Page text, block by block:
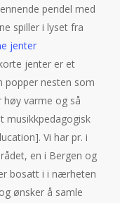
pendel med
spiller i lyset fra
jenter
jenter er et
popper nesten som
varme og så
musikkpedagogisk
Vi har pr. i
en i Bergen og
bosatt i i nærheten
ønsker å samle